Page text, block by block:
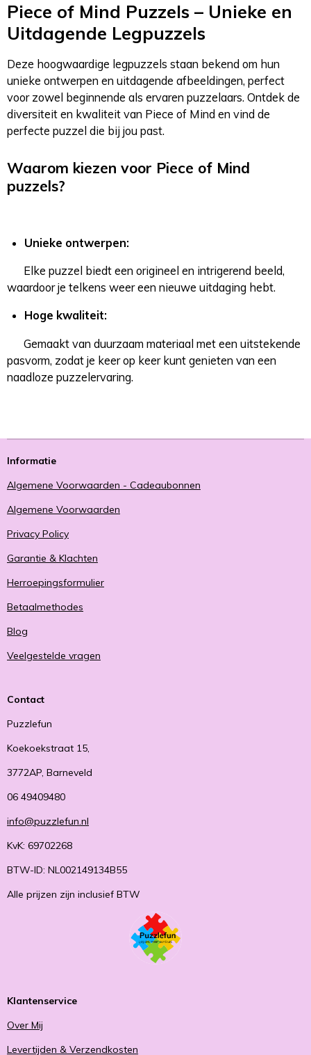
Piece of Mind Puzzels – Unieke en
Uitdagende Legpuzzels
Deze hoogwaardige legpuzzels staan bekend om hun
unieke ontwerpen en uitdagende afbeeldingen, perfect
voor zowel beginnende als ervaren puzzelaars. Ontdek de
diversiteit en kwaliteit van Piece of Mind en vind de
perfecte puzzel die bij jou past.
Waarom kiezen voor Piece of Mind
puzzels?
Unieke ontwerpen:
Elke puzzel biedt een origineel en intrigerend beeld,
waardoor je telkens weer een nieuwe uitdaging hebt.
Hoge kwaliteit:
Gemaakt van duurzaam materiaal met een uitstekende
pasvorm, zodat je keer op keer kunt genieten van een
naadloze puzzelervaring.
Informatie
Algemene Voorwaarden - Cadeaubonnen
Algemene Voorwaarden
Privacy Policy
Garantie & Klachten
Herroepingsformulier
Betaalmethodes
Blog
Veelgestelde vragen
Contact
Puzzlefun
Koekoekstraat 15,
3772AP, Barneveld
06 49409480
info@puzzlefun.nl
KvK: 69702268
BTW-ID: NL002149134B55
Alle prijzen zijn inclusief BTW
Klantenservice
Over Mij
Levertijden & Verzendkosten